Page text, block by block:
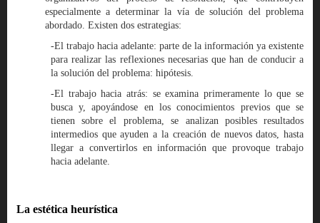
especialmente a determinar la vía de solución del problema
abordado. Existen dos estrategias:
-El trabajo hacia adelante: parte de la información ya existente
para realizar las reflexiones necesarias que han de conducir a
la solución del problema: hipótesis.
-El trabajo hacia atrás: se examina primeramente lo que se
busca y, apoyándose en los conocimientos previos que se
tienen sobre el problema, se analizan posibles resultados
intermedios que ayuden a la creación de nuevos datos, hasta
llegar a convertirlos en información que provoque trabajo
hacia adelante.
La estética heurística